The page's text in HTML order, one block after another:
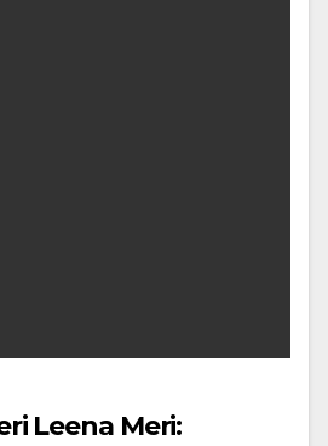
Leena Meri: